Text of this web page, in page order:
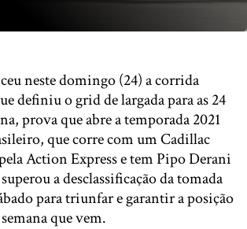
neste domingo (24) a corrida
definiu o grid de largada para as 24
prova que abre a temporada 2021
que corre com um Cadillac
Action Express e tem Pipo Derani
a desclassificação da tomada
para triunfar e garantir a posição
que vem.